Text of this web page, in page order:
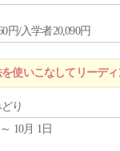
円/入学者20,090円
いこなしてリーディ
り
10月 1日